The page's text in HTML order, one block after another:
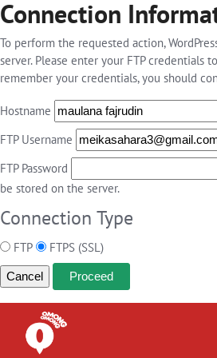
Connection
To perform the requested action,
server. Please enter your FTP credentials
remember your credentials, you should
Hostname
FTP Username
FTP Password
be stored on the server.
Connection Type
FTP FTPS (SSL)
Cancel